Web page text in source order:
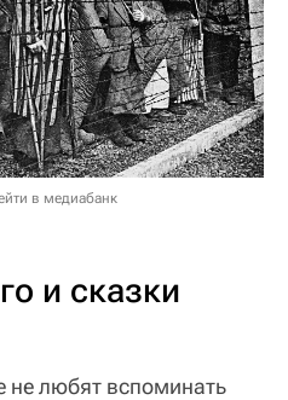
в медиабанк
и сказки
любят вспоминать